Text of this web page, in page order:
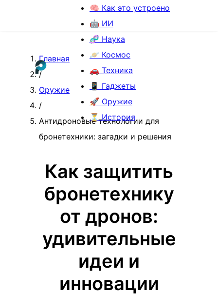
🧠 Как это устроено
🤖 ИИ
🧬 Наука
🪐 Космос
🚗 Техника
📱 Гаджеты
🚀 Оружие
⏳ История
Главная
/
Оружие
/
Антидроновые технологии для
бронетехники: загадки и решения
Как защитить
бронетехнику
от дронов:
удивительные
идеи и
инновации